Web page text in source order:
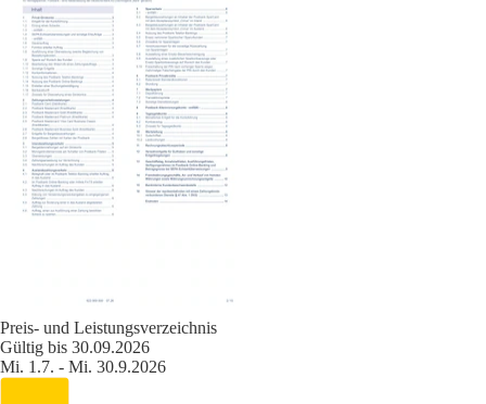
Preis- und Leistungsverzeichnis
Gültig bis 30.09.2026
Mi. 1.7. - Mi. 30.9.2026